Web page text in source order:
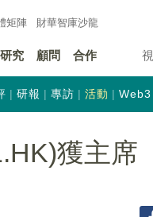
矩陣 財華智庫沙龍
研究 顧問 合作
研報 專訪 活動
獲主席